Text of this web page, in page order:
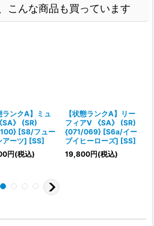
こんな商品も買っています
ランクA】ミュ
SA》 (SR)
[S8/フュー
アーツ] [SS]
円(税込)
【状態ランクA】リー
フィアV 《SA》 (SR)
{071/069} [S6a/イー
ブイヒーローズ] [SS]
19,800円(税込)